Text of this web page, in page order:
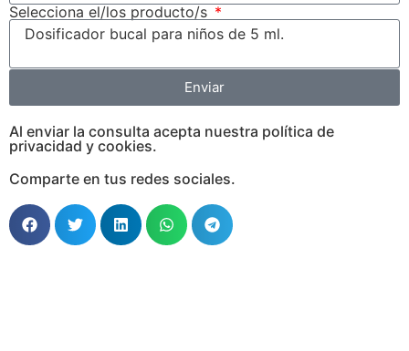
Selecciona el/los producto/s
Enviar
Al enviar la consulta acepta nuestra política de
privacidad y cookies.
Comparte en tus redes sociales.